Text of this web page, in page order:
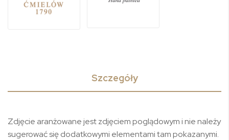
Szczegóły
Zdjęcie aranżowane jest zdjęciem poglądowym i nie należy
sugerować się dodatkowymi elementami tam pokazanymi.